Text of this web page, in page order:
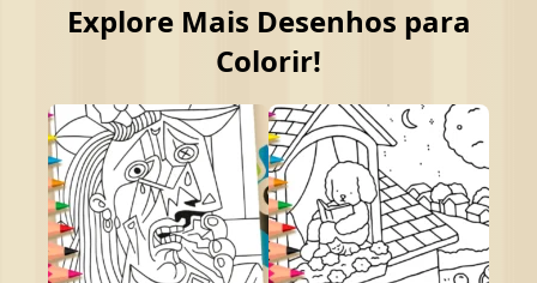
Explore Mais Desenhos para
Colorir!